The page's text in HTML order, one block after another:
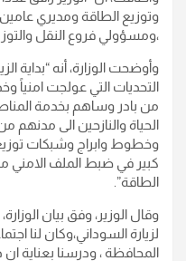
وتوزيع الطاقة ومديري عامين
،ومسؤولي فروع النقل
وأوضحت الوزارة، أنه “بداية
التحديات التي عولجت امنياً
من بادر وساهم بخدمة
الحياة والنازحين الى
وخطوط وابراج وشبكات
كبير في ضبط الملف الامني
الطاقة”.
وقال الوزير، وفق بيان
لزيارة السوداني،وكان لنا
المحافظة ، ودرسنا بعناية